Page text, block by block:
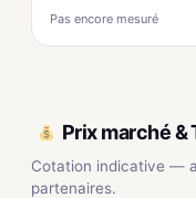
Pas encore mesuré
Prix marché &
Cotation indicative —
partenaires.